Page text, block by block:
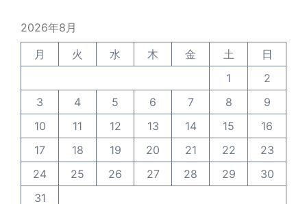
2026年8月
月
火 水 木 金 土
日
1
2
3
4 5 6 7 8
9
10
11 12 13 14 15
16
17
18 19 20 21 22
23
24
25 26 27 28 29
30
31